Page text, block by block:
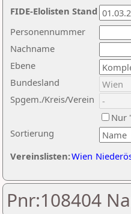
Nachname
Ebene
Sortierung
Personennummer
Bundesland
Spgem./Kreis/Verein
Nur
Vereinslisten:Wien
FIDE-Elolisten Stand
Pnr:108404